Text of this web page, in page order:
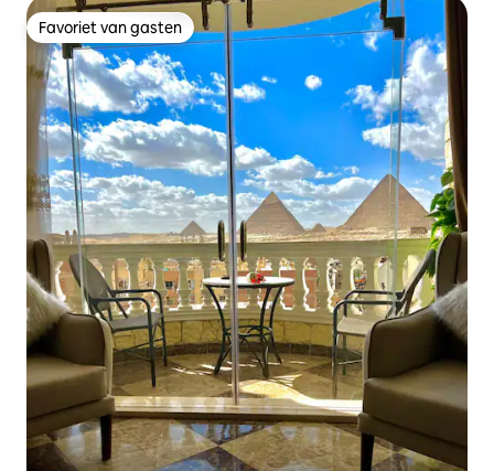
Favoriet van gasten
Favoriet van gasten